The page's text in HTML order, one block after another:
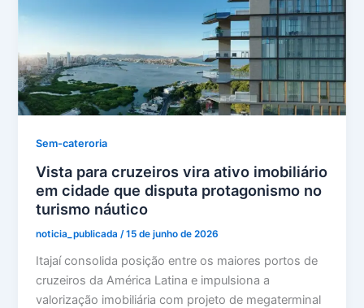
Sem-cateroria
Vista para cruzeiros vira ativo imobiliário
em cidade que disputa protagonismo no
turismo náutico
noticia_publicada/15 de junho de 2026
Itajaí consolida posição entre os maiores portos de
cruzeiros da América Latina e impulsiona a
valorização imobiliária com projeto de megaterminal